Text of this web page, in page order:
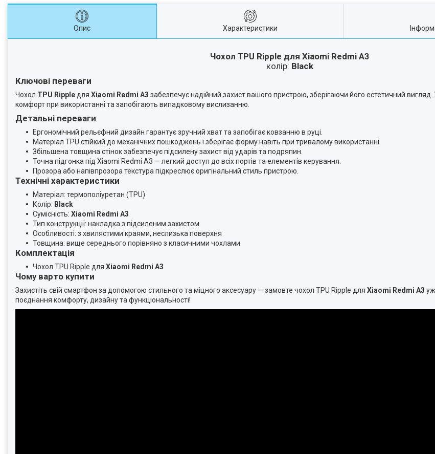
Опис Характеристики
Чохол TPU Ripple для Xiaomi Redmi A3
колір: Black
Ключові переваги
Чохол TPU Ripple для Xiaomi Redmi A3 забезпечує надійний захист вашого пристрою, зберігаючи його естетичний вигляд.
комфорт при використанні та запобігають випадковому вислизанню.
Детальні переваги
Ергономічний рельєфний дизайн гарантує зручний хват та запобігає ковзанню в руці.
Матеріал TPU стійкий до механічних пошкоджень і зберігає форму навіть при тривалому використанні.
Збільшена товщина стінок забезпечує підсилену захист від ударів та подряпин.
Точна підгонка під Xiaomi Redmi A3 — легкий доступ до всіх портів та елементів керування.
Прозора або напівпрозора текстура підкреслює оригінальний стиль пристрою.
Технічні характеристики
Матеріал: термополіуретан (TPU)
Колір: Black
Сумісність: Xiaomi Redmi A3
Тип конструкції: накладка з підсиленим захистом
Особливості: з хвилястими краями, неслизька поверхня
Товщина: вище середнього порівняно з класичними чохлами
Комплектація
Чохол TPU Ripple для Xiaomi Redmi A3
Чому варто купити
Захистіть свій смартфон за допомогою стильного та міцного аксесуару — замовте чохол TPU Ripple для Xiaomi Redmi A3
поєднання комфорту, дизайну та функціональності!